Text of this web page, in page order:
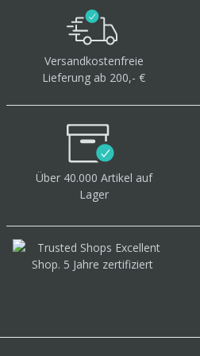
Versandkostenfreie
Lieferung ab 200,- €
Über 40.000 Artikel auf
Lager